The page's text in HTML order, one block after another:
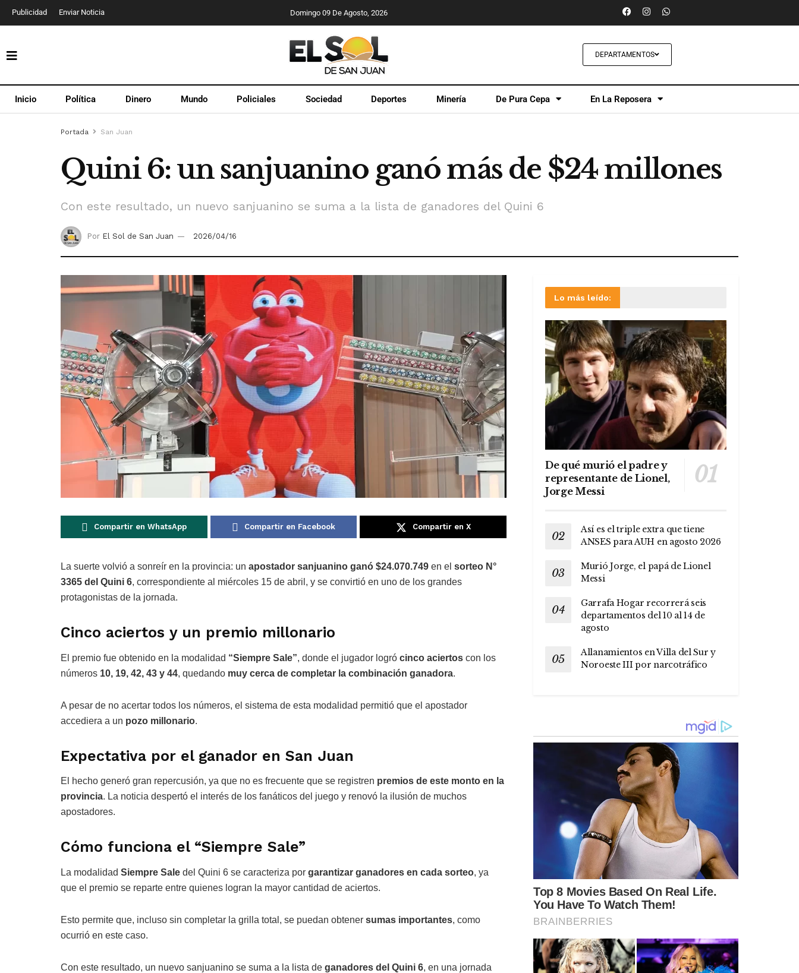
Publicidad Enviar Noticia Domingo 09 De Agosto, 2026
DEPARTAMENTOS
Inicio Política Dinero Mundo Policiales Sociedad Deportes Minería De Pura Cepa En La Reposera
Portada San Juan
Quini 6: un sanjuanino ganó más de $24 millones
Con este resultado, un nuevo sanjuanino se suma a la lista de ganadores del Quini 6
Por El Sol de San Juan 2026/04/16
Compartir en WhatsApp Compartir en Facebook Compartir en X
La suerte volvió a sonreír en la provincia: un apostador sanjuanino ganó $24.070.749 en el sorteo N°
3365 del Quini 6, correspondiente al miércoles 15 de abril, y se convirtió en uno de los grandes
protagonistas de la jornada.
Cinco aciertos y un premio millonario
El premio fue obtenido en la modalidad “Siempre Sale”, donde el jugador logró cinco aciertos con los
números 10, 19, 42, 43 y 44, quedando muy cerca de completar la combinación ganadora.
A pesar de no acertar todos los números, el sistema de esta modalidad permitió que el apostador
accediera a un pozo millonario.
Expectativa por el ganador en San Juan
El hecho generó gran repercusión, ya que no es frecuente que se registren premios de este monto en la
provincia. La noticia despertó el interés de los fanáticos del juego y renovó la ilusión de muchos
apostadores.
Cómo funciona el “Siempre Sale”
La modalidad Siempre Sale del Quini 6 se caracteriza por garantizar ganadores en cada sorteo, ya
que el premio se reparte entre quienes logran la mayor cantidad de aciertos.
Esto permite que, incluso sin completar la grilla total, se puedan obtener sumas importantes, como
ocurrió en este caso.
Con este resultado, un nuevo sanjuanino se suma a la lista de ganadores del Quini 6, en una jornada
Lo más leído:
De qué murió el padre y
representante de Lionel,
Jorge Messi
Así es el triple extra que tiene
ANSES para AUH en agosto 2026
Murió Jorge, el papá de Lionel
Messi
Garrafa Hogar recorrerá seis
departamentos del 10 al 14 de
agosto
Allanamientos en Villa del Sur y
Noroeste III por narcotráfico